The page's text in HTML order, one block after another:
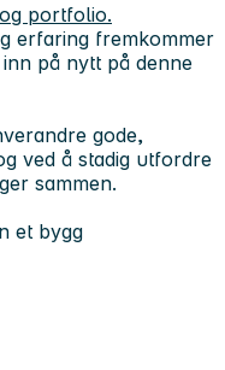
portfolio.
erfaring fremkommer
på nytt på denne
gode,
ved å stadig utfordre
sammen.
et bygg